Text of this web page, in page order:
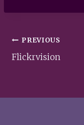
Post
navigation
PREVIOUS
Flickrvision